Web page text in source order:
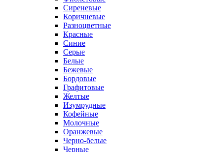
Сиреневые
Коричневые
Разноцветные
Красные
Синие
Серые
Белые
Бежевые
Бордовые
Графитовые
Желтые
Изумрудные
Кофейные
Молочные
Оранжевые
Черно-белые
Черные